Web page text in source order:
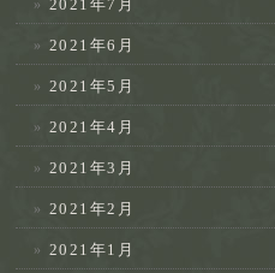
2021年7月
2021年6月
2021年5月
2021年4月
2021年3月
2021年2月
2021年1月